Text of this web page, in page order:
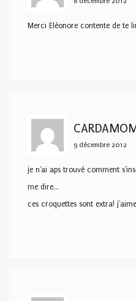
Merci Eléonore contente de te
9 décembre 2012
je n'ai aps trouvé comment
me dire…
ces croquettes sont extra!